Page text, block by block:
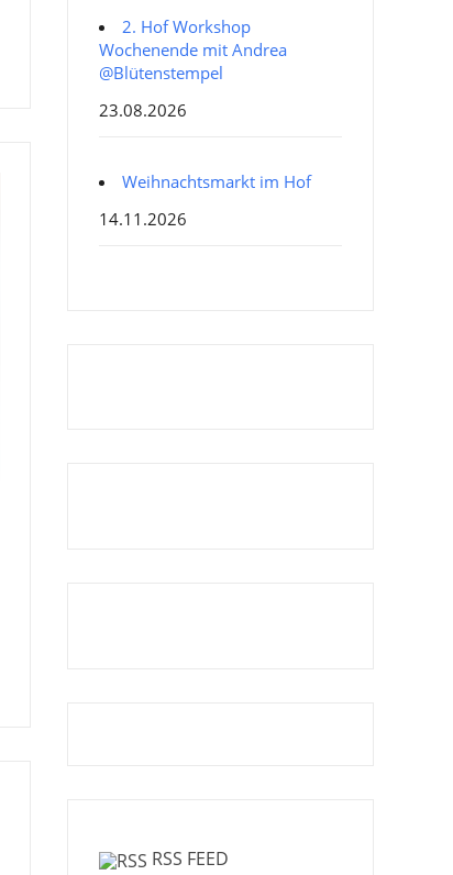
2. Hof Workshop
Wochenende mit Andrea
@Blütenstempel
23.08.2026
Weihnachtsmarkt im Hof
14.11.2026
RSS FEED